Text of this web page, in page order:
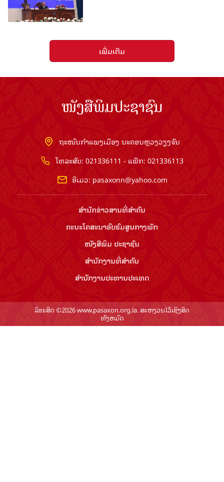
ເພີ່ມເຕີມ
ໜັງສືພິມປະຊາຊົນ
ຖະໜົນກຳແພງເມືອງ ນະຄອນຫຼວງວຽງຈັນ
ໂທລະສັບ: 021336111 - ແຟັກ: 021336113
ອີເມວ: pasaxonn@yahoo.com
ສຳ​ນັກ​ຂ່າວ​ສານ​ທີ່​ສຳ​ຄັນ​
ຄະນະໂຄສະນາອົບຮົມ​ສູນ​ກາງ​ພັກ
ໜັງສືພິມ ປະ​ຊາ​ຊົນ
ສຳ​ນັກ​ງານ​ທີ່​ສຳ​ຄັນ
ສຳ​ນັກ​ງານ​ປະ​ທານ​ປະ​ເທດ
ລິຂະສິດ ©2026 www.pasaxon.org.la. ສະຫງວນໄວ້ເຊິງສິດ
ທັງຫມົດ